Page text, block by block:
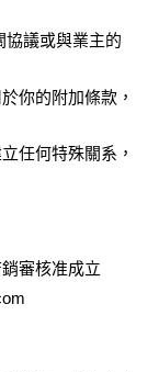
協議或與業主的
你的附加條款，
任何特殊關系，
審核准成立